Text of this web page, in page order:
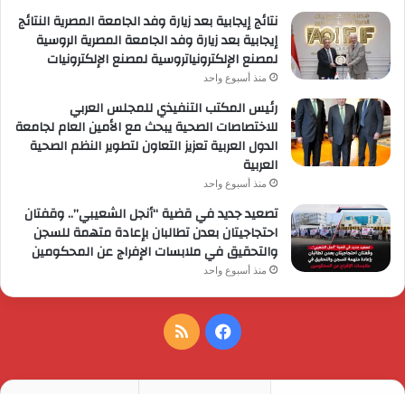
نتائج إيجابية بعد زيارة وفد الجامعة المصرية النتائج
إيجابية بعد زيارة وفد الجامعة المصرية الروسية
لمصنع الإلكترونياتروسية لمصنع الإلكترونيات
منذ أسبوع واحد
رئيس المكتب التنفيذي للمجلس العربي
للاختصاصات الصحية يبحث مع الأمين العام لجامعة
الدول العربية تعزيز التعاون لتطوير النظم الصحية
العربية
منذ أسبوع واحد
تصعيد جديد في قضية “أنجل الشعيبي”.. وقفتان
احتجاجيتان بعدن تطالبان بإعادة متهمة للسجن
والتحقيق في ملابسات الإفراج عن المحكومين
منذ أسبوع واحد
فيسبوكملخص